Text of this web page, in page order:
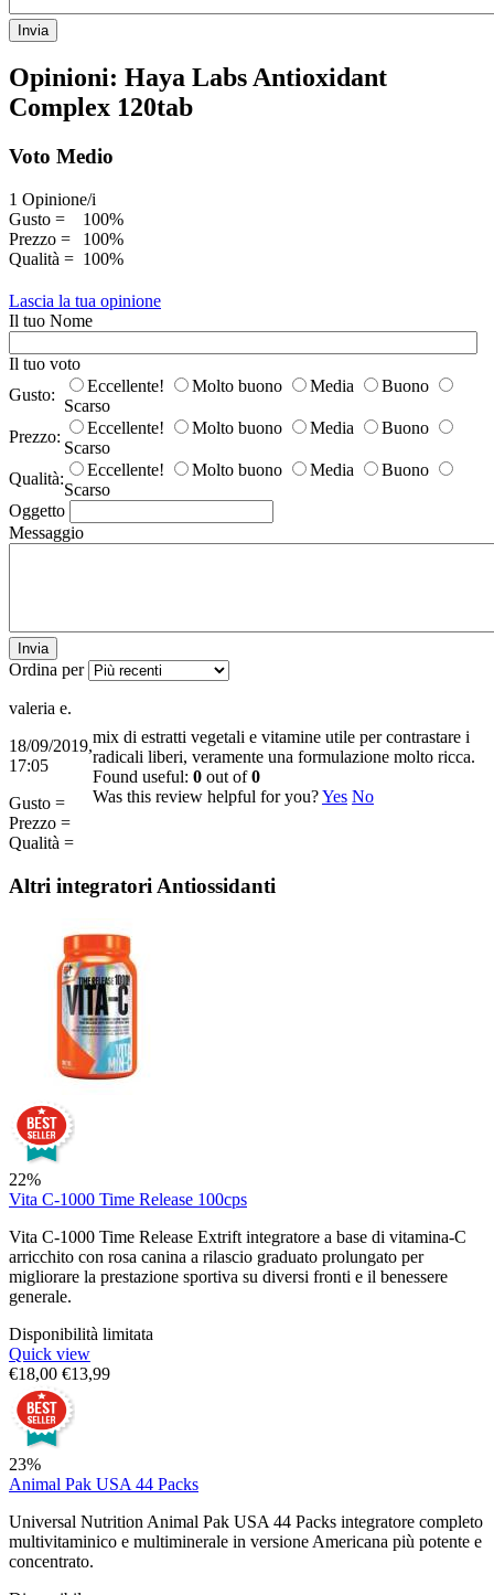
Invia
Opinioni: Haya Labs Antioxidant
Complex 120tab
Voto Medio
1 Opinione/i
Gusto =
100%
Prezzo =
100%
Qualità = 100%
Lascia la tua opinione
Il tuo Nome
Il tuo voto
Gusto:
Eccellente! Molto buono Media
Buono
Scarso
Prezzo:
Eccellente! Molto buono Media
Buono
Scarso
Qualità:
Eccellente! Molto buono Media
Buono
Scarso
Oggetto
Messaggio
Invia
Ordina per
valeria e.
18/09/2019,
17:05
Gusto =
Prezzo =
Qualità =
mix di estratti vegetali e vitamine utile per contrastare i
radicali liberi, veramente una formulazione molto ricca.
Found useful: 0 out of0
Was this review helpful for you?Yes No
Altri integratori Antiossidanti
22%
Vita C-1000 Time Release 100cps
Vita C-1000 Time Release Extrift integratore a base di vitamina-C
arricchito con rosa canina a rilascio graduato prolungato per
migliorare la prestazione sportiva su diversi fronti e il benessere
generale.
Disponibilità limitata
Quick view
€18,00 €13,99
23%
Animal Pak USA 44 Packs
Universal Nutrition Animal Pak USA 44 Packs integratore completo
multivitaminico e multiminerale in versione Americana più potente e
concentrato.